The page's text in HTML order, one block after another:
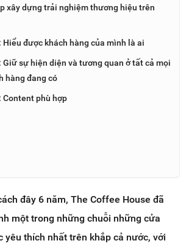
xây dựng trải nghiệm thương hiệu trên
Hiểu được khách hàng của mình là ai
Giữ sự hiện diện và tương quan ở tất cả mọi
hàng đang có
Content phù hợp
đây 6 năm, The Coffee House đã
một trong những chuỗi những cửa
yêu thích nhất trên khắp cả nước, với